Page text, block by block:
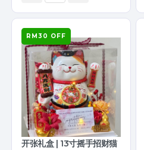
RM30 OFF
开张礼盒 | 13寸摇手招财猫